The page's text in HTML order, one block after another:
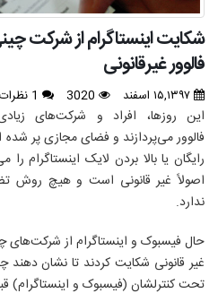
شکایت اینستاگرام از شرکت‌
فالوور غیرقانونی
این روزها، افراد و شرکت‌های
فالوور می‌پردازند و فضای مجازی پر شده
رایگان یا بالا بردن لایک اینستاگرام
اصولاً غیر قانونی است و هیچ روش
ندارد.
حال فیسبوک و اینستاگرام از
غیر قانونی شکایت کردند تا نشان
تحت کنترلشان (فیسبوک و اینستاگرام)